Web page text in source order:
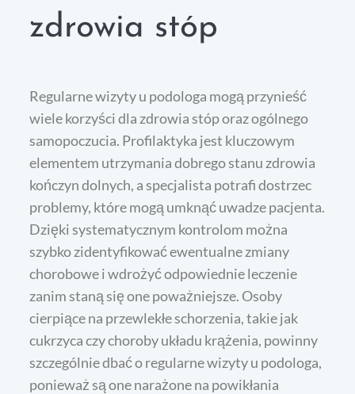
zdrowia stóp
Regularne wizyty u podologa mogą przynieść
wiele korzyści dla zdrowia stóp oraz ogólnego
samopoczucia. Profilaktyka jest kluczowym
elementem utrzymania dobrego stanu zdrowia
kończyn dolnych, a specjalista potrafi dostrzec
problemy, które mogą umknąć uwadze pacjenta.
Dzięki systematycznym kontrolom można
szybko zidentyfikować ewentualne zmiany
chorobowe i wdrożyć odpowiednie leczenie
zanim staną się one poważniejsze. Osoby
cierpiące na przewlekłe schorzenia, takie jak
cukrzyca czy choroby układu krążenia, powinny
szczególnie dbać o regularne wizyty u podologa,
ponieważ są one narażone na powikłania